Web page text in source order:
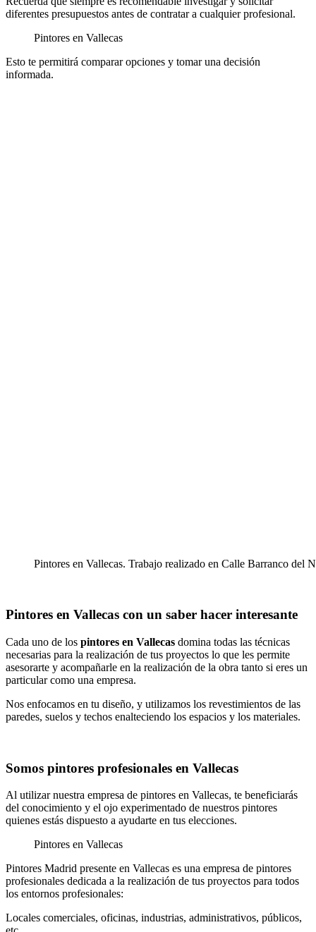
diferentes presupuestos antes de contratar a cualquier profesional.
Pintores en Vallecas
Esto te permitirá comparar opciones y tomar una decisión
informada.
Pintores en Vallecas. Trabajo realizado en Calle Barranco
Pintores en Vallecas con un saber hacer interesante
Cada uno de los pintores en Vallecas domina todas las técnicas
necesarias para la realización de tus proyectos lo que les permite
asesorarte y acompañarle en la realización de la obra tanto si eres un
particular como una empresa.
Nos enfocamos en tu diseño, y utilizamos los revestimientos de las
paredes, suelos y techos enalteciendo los espacios y los materiales.
Somos pintores profesionales en Vallecas
Al utilizar nuestra empresa de pintores en Vallecas, te beneficiarás
del conocimiento y el ojo experimentado de nuestros pintores
quienes estás dispuesto a ayudarte en tus elecciones.
Pintores en Vallecas
Pintores Madrid presente en Vallecas es una empresa de pintores
profesionales dedicada a la realización de tus proyectos para todos
los entornos profesionales:
Locales comerciales, oficinas, industrias, administrativos, públicos,